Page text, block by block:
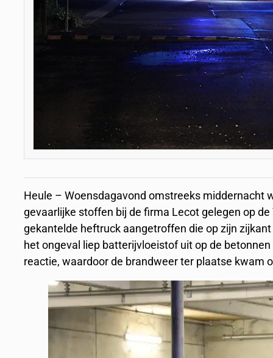
Heule – Woensdagavond omstreeks middernacht
gevaarlijke stoffen bij de firma Lecot gelegen op
gekantelde heftruck aangetroffen die op zijn
het ongeval liep batterijvloeistof uit op de
reactie, waardoor de brandweer ter plaatse kwam